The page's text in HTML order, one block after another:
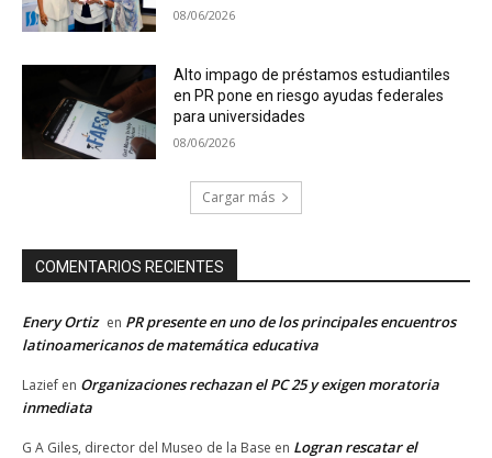
08/06/2026
Alto impago de préstamos estudiantiles
en PR pone en riesgo ayudas federales
para universidades
08/06/2026
Cargar más
COMENTARIOS RECIENTES
Enery Ortiz en PR presente en uno de los principales encuentros
latinoamericanos de matemática educativa
Lazief en Organizaciones rechazan el PC 25 y exigen moratoria
inmediata
G A Giles, director del Museo de la Base en Logran rescatar el